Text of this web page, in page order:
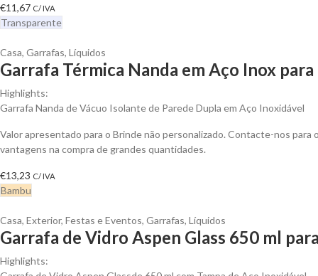
€11,67 C/ IVA
Transparente
Casa, Garrafas, Líquidos
Garrafa Térmica Nanda em Aço Inox
Highlights:
Garrafa Nanda de Vácuo Isolante de Parede Dupla em Aço Inoxidável
Valor apresentado para o Brinde não personalizado. Contacte-nos para
vantagens na compra de grandes quantidades.
€13,23 C/ IVA
Bambu
Casa, Exterior, Festas e Eventos, Garrafas, Líquidos
Garrafa de Vidro Aspen Glass 650 ml
Highlights: